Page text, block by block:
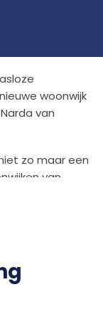
woonwijk
van
zo maar een
van
fraaie
binnen enkele
gebouwd en